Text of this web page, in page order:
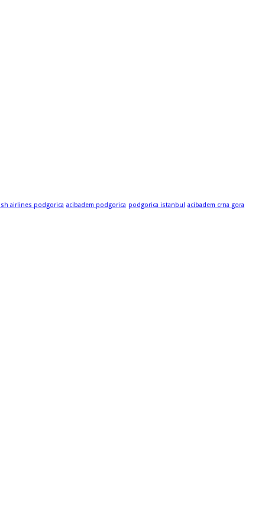
airlines podgorica acibadem podgorica podgorica istanbul acibadem crna gora